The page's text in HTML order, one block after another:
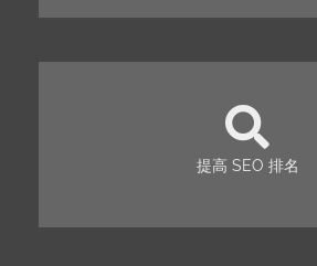
提高 SEO 排名